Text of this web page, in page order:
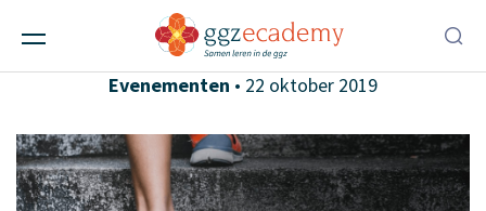
Forensische leerlijn op het FFZ 2020
Alle berichten, Ggz-instellingen
Evenementen • 22 oktober 2019